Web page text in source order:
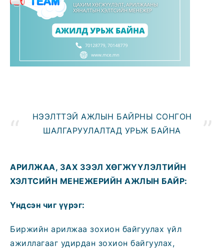
НЭЭЛТТЭЙ АЖЛЫН БАЙРНЫ СОНГОН
ШАЛГАРУУЛАЛТАД УРЬЖ БАЙНА
АРИЛЖАА, ЗАХ ЗЭЭЛ ХӨГЖҮҮЛЭЛТИЙН
ХЭЛТСИЙН МЕНЕЖЕРИЙН АЖЛЫН БАЙР:
Үндсэн чиг үүрэг:
Биржийн арилжаа зохион байгуулах үйл
ажиллагааг удирдан зохион байгуулах,